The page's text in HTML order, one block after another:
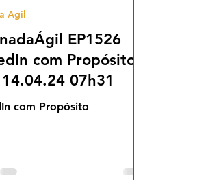
EP1526
com Propósito
14.04.24 07h31
com Propósito
Agil